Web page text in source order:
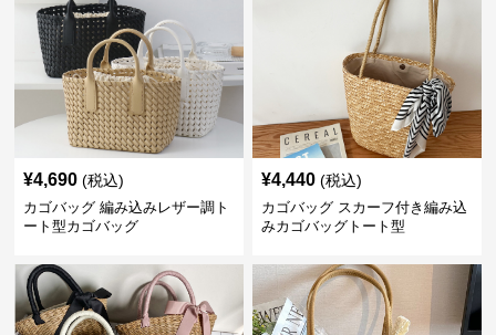
¥4,690 (税込)
カゴバッグ 編み込みレザー調ト
ート型カゴバッグ
¥4,440 (税込)
カゴバッグ スカーフ付き編み込
みカゴバッグトート型